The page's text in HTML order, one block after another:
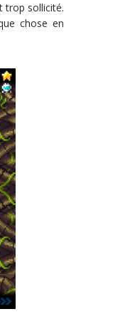
trop sollicité.
chose en